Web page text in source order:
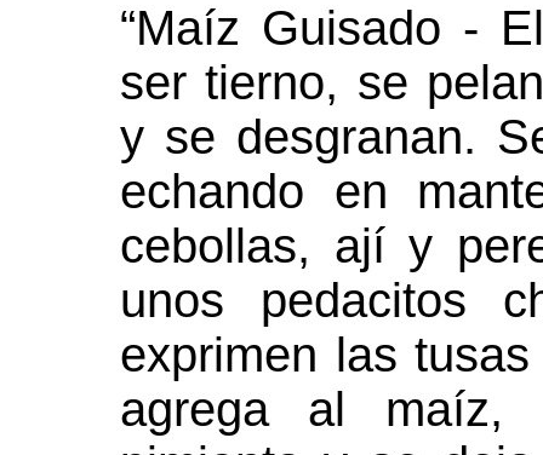
“Maíz Guisado -
ser tierno, se
y se desgranan.
echando en
cebollas, ají y
unos pedacitos
exprimen las
agrega al